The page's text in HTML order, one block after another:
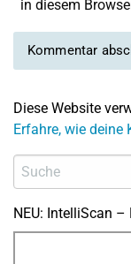
in diesem
Diese Website
Erfahre, wie deine
NEU: IntelliScan –